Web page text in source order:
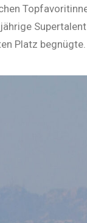
Platz begnügte.